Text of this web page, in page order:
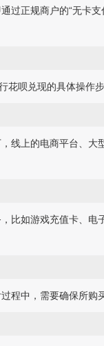
过正规商户的“无卡
花呗兑现的具体操作步
线上的电商平台、
比如游戏充值卡、
程中，需要确保所购